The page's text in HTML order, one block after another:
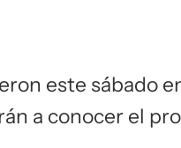
este sábado
a conocer el